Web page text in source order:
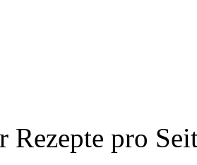
Rezepte pro